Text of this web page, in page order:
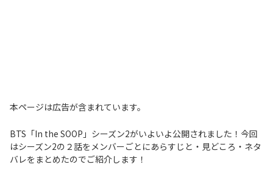
本ページは広告が含まれています。
BTS「In the SOOP」シーズン2がいよいよ公開されました！今回
はシーズン2の２話をメンバーごとにあらすじと・見どころ・ネタ
バレをまとめたのでご紹介します！